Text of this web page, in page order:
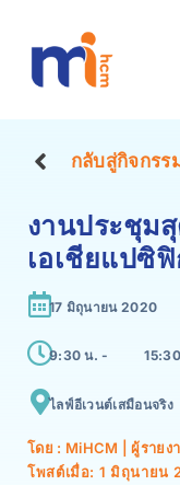
กลับสู่กิจกรร
งานประชุม
เอเชียแปซิ
17 มิถุนายน 2020
9:30 น. -
ไลฟ์อีเวนต์เสมือนจริง
โดย : MiHCM | ผู้รายง
โพสต์เมื่อ: 1 มิถุนายน